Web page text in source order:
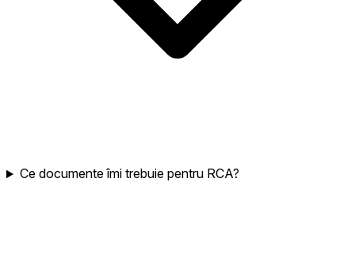
Ce documente îmi trebuie pentru RCA?